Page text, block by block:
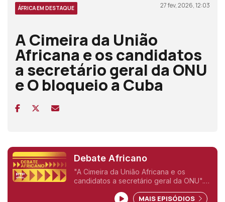
ÁFRICA EM DESTAQUE 27 fev, 2026, 12:03
A Cimeira da União
Africana e os candidatos
a secretário geral da ONU
e O bloqueio a Cuba
Debate Africano
"A Cimeira da União Africana e os
candidatos a secretário geral da ONU".
MAIS EPISÓDIOS